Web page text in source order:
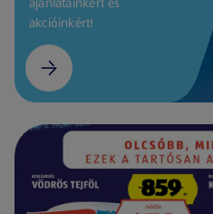
akcióinkért!